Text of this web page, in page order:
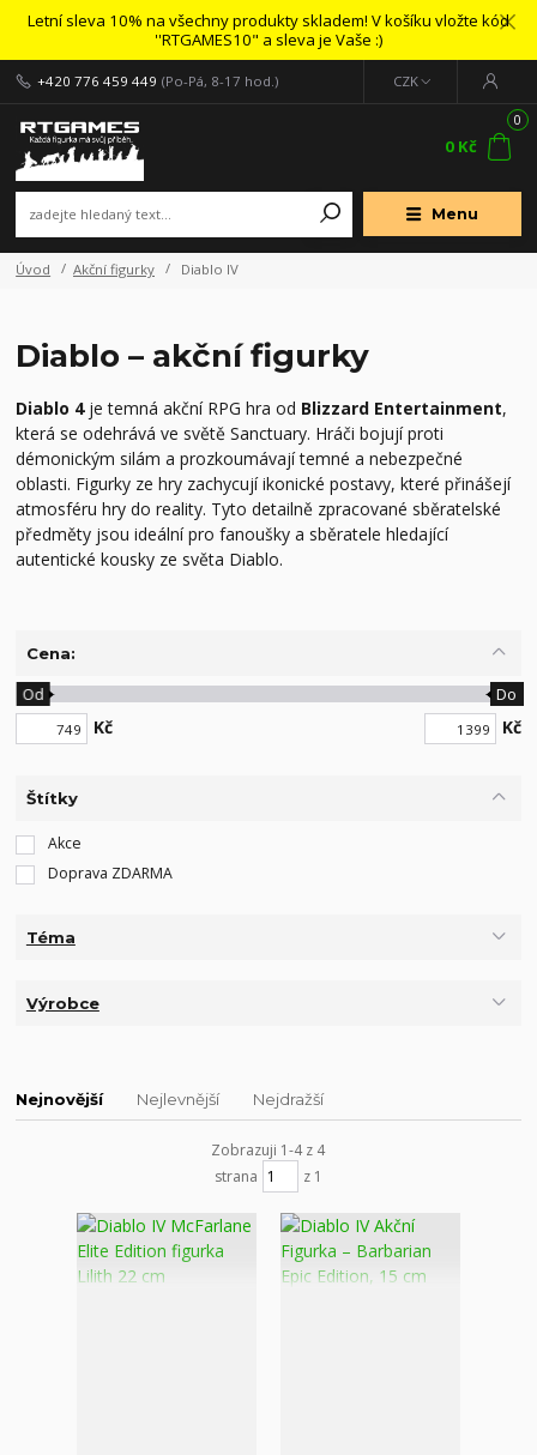
Letní sleva 10% na všechny produkty skladem! V košíku vložte kód
''RTGAMES10" a sleva je Vaše :)
Menu
CZK
+420 776 459 449 (Po-Pá, 8-17 hod.)
0
0 Kč
Úvod Akční figurky Diablo IV
Diablo – akční figurky
Diablo 4 je temná akční RPG hra od Blizzard Entertainment,
která se odehrává ve světě Sanctuary. Hráči bojují proti
démonickým silám a prozkoumávají temné a nebezpečné
oblasti. Figurky ze hry zachycují ikonické postavy, které přinášejí
atmosféru hry do reality. Tyto detailně zpracované sběratelské
předměty jsou ideální pro fanoušky a sběratele hledající
autentické kousky ze světa Diablo.
Cena:
Kč
Od Do
Kč
Štítky
Akce
Doprava ZDARMA
Téma
Výrobce
Nejnovější Nejlevnější Nejdražší
Zobrazuji 1-4 z 4
strana
z 1